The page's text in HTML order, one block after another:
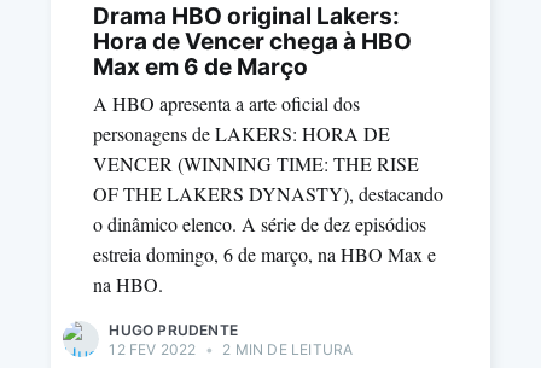
Drama HBO original Lakers:
Hora de Vencer chega à HBO
Max em 6 de Março
A HBO apresenta a arte oficial dos
personagens de LAKERS: HORA DE
VENCER (WINNING TIME: THE RISE
OF THE LAKERS DYNASTY), destacando
o dinâmico elenco. A série de dez episódios
estreia domingo, 6 de março, na HBO Max e
na HBO.
HUGO PRUDENTE
12 FEV 2022 • 2 MIN DE LEITURA